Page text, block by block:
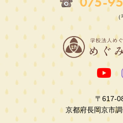
（
〒617-
京都府長岡京市